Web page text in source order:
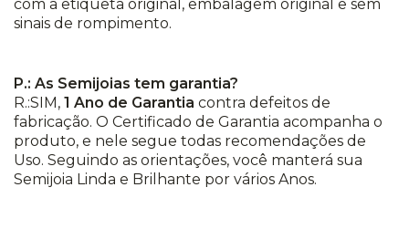
com a etiqueta original, embalagem original e sem
sinais de rompimento.
P.: As Semijoias tem garantia?
R.:SIM, 1 Ano de Garantia contra defeitos de
fabricação. O Certificado de Garantia acompanha o
produto, e nele segue todas recomendações de
Uso. Seguindo as orientações, você manterá sua
Semijoia Linda e Brilhante por vários Anos.